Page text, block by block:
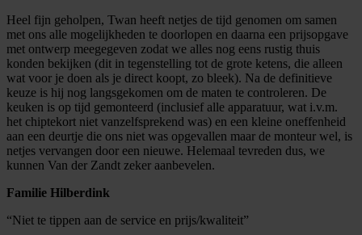
Heel fijn geholpen, Twan heeft netjes de tijd genomen om samen
met ons alle mogelijkheden te doorlopen en daarna een prijsopgave
met ontwerp meegegeven zodat we alles nog eens rustig thuis
konden bekijken (dit in tegenstelling tot de grote ketens, die alleen
wat voor je doen als je direct koopt, zo bleek). Na de definitieve
keuze is hij nog langsgekomen om de maten te controleren. De
keuken is op tijd gemonteerd (inclusief alle apparatuur, wat i.v.m.
het chiptekort niet vanzelfsprekend was) en een kleine oneffenheid
aan een deurtje die ons niet was opgevallen maar de monteur wel, is
netjes vervangen door een nieuwe. Helemaal tevreden dus, we
kunnen Van der Zandt zeker aanbevelen.
Familie Hilberdink
“Niet te tippen aan de service en prijs/kwaliteit”